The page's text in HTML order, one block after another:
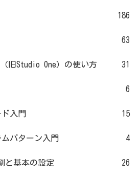
186
63
旧Studio One）の使い方 31
6
ド入門 15
ムパターン入門 4
と基本の設定 26